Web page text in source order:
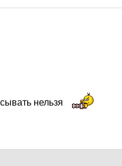
нельзя